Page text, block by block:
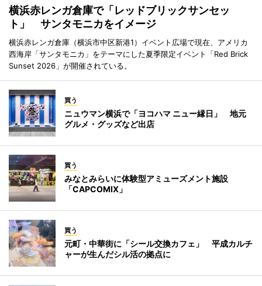
横浜赤レンガ倉庫で「レッドブリックサンセッ
ト」 サンタモニカをイメージ
横浜赤レンガ倉庫（横浜市中区新港1）イベント広場で現在、アメリカ
西海岸「サンタモニカ」をテーマにした夏季限定イベント「Red Brick
Sunset 2026」が開催されている。
買う
ニュウマン横浜で「ヨコハマ ニュー縁日」 地元
グルメ・グッズなど出店
買う
みなとみらいに体験型アミューズメント施設
「CAPCOMIX」
買う
元町・中華街に「シール交換カフェ」 平成カルチ
ャーが生んだシル活の拠点に